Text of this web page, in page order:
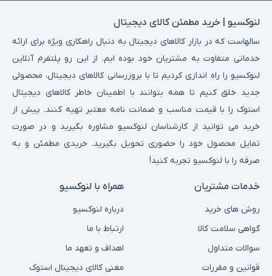
لنوکسیو | خرید مطمئن کالای دیجیتال
سالهاست که در بازار کالاهای دیجیتال به دنبال راهکاری ویژه برای ارائه
خدماتی متفاوت به مشتریان خود بوده ایم. از این رو پلتفرم آنلاین
لنوکسیو را راه اندازی کردیم تا با بروزرسانی کالاهای دیجیتال، محصولی
جدید خلق کنیم تا همه بتوانند با اطمینان خاطر کالاهای دیجیتال
استوک را با قیمت مناسب و ضمانت نامه معتبر تهیه کنند. پیش از
خرید می توانید از کارشناسان لنوکسیو مشاوره بگیرید و در صورت
تمایل محصول خود را حضوری تحویل بگیرید. خریدی مطمئن و به
صرفه را با لنوکسیو تجربه کنید!
خدمات مشتریان
روش های خرید
گواهی سلامت کالا
سوالات متداول
قوانین و مقررات
همراه با لنوکسیو
درباره لنوکسیو
ارتباط با ما
اهداف و تعهد ما
معنی کالای دیجیتال استوک